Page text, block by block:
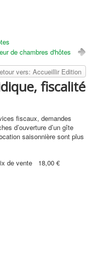
de chambres d'hôtes
vers: Accueillir Edition
fiscalité
fiscaux, demandes
d’ouverture d’un gîte
saisonnière sont plus
​​de vente
18,00 €